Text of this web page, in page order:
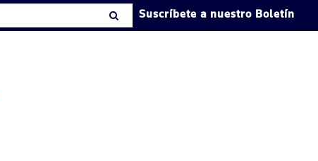
Suscríbete a nuestro Boletín